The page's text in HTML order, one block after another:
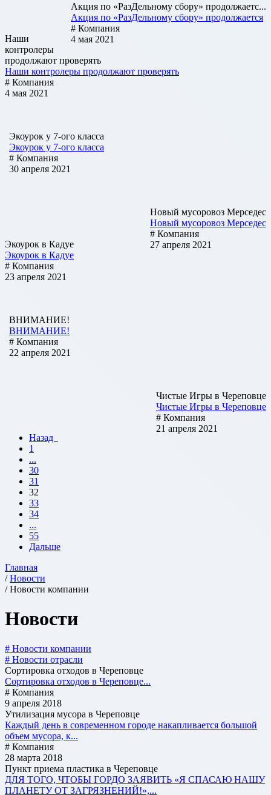
Акция по «РазДельному сбору» продолжаетс...
Акция по «РазДельному сбору» продолжается
# Компания
4 мая 2021
Наши
контролеры
продолжают проверять
Наши контролеры продолжают проверять
# Компания
4 мая 2021
Экоурок у 7-ого класса
Экоурок у 7-ого класса
# Компания
30 апреля 2021
Новый мусоровоз Мерседес
Новый мусоровоз Мерседес
# Компания
27 апреля 2021
Экоурок в Кадуе
Экоурок в Кадуе
# Компания
23 апреля 2021
ВНИМАНИЕ!
ВНИМАНИЕ!
# Компания
22 апреля 2021
Чистые Игры в Череповце
Чистые Игры в Череповце
# Компания
21 апреля 2021
Назад
1
...
30
31
32
33
34
...
55
Дальше
Главная
/Новости
/ Новости компании
Новости
# Новости компании
# Новости отрасли
Сортировка отходов в Череповце
Сортировка отходов в Череповце...
# Компания
9 апреля 2018
Утилизация мусора в Череповце
Каждый день в современном городе накапливается большой
объем мусора, к...
# Компания
28 марта 2018
Пункт приема пластика в Череповце
ДЛЯ ТОГО, ЧТОБЫ ГОРДО ЗАЯВИТЬ «Я СПАСАЮ НАШУ
ПЛАНЕТУ ОТ ЗАГРЯЗНЕНИЙ!»,...